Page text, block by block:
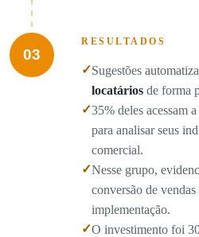
03
RESULTADOS
✓Sugestões
locatários de forma
✓35% deles acessam
para analisar seus
comercial.
✓Nesse grupo,
conversão de vendas
implementação.
✓O investimento foi